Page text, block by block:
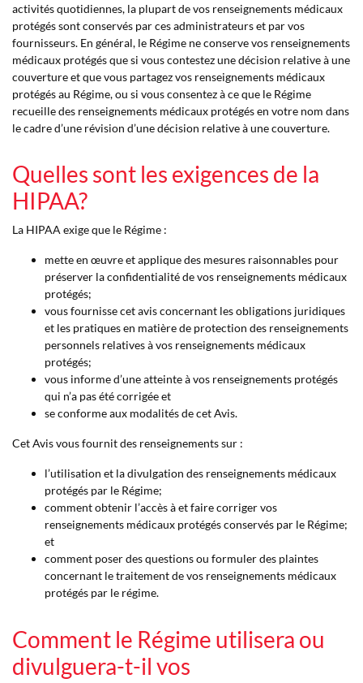
activités quotidiennes, la plupart de vos renseignements médicaux
protégés sont conservés par ces administrateurs et par vos
fournisseurs. En général, le Régime ne conserve vos renseignements
médicaux protégés que si vous contestez une décision relative à une
couverture et que vous partagez vos renseignements médicaux
protégés au Régime, ou si vous consentez à ce que le Régime
recueille des renseignements médicaux protégés en votre nom dans
le cadre d’une révision d’une décision relative à une couverture.
Quelles sont les exigences de la
HIPAA?
La HIPAA exige que le Régime :
mette en œuvre et applique des mesures raisonnables pour
préserver la confidentialité de vos renseignements médicaux
protégés;
vous fournisse cet avis concernant les obligations juridiques
et les pratiques en matière de protection des renseignements
personnels relatives à vos renseignements médicaux
protégés;
vous informe d’une atteinte à vos renseignements protégés
qui n’a pas été corrigée et
se conforme aux modalités de cet Avis.
Cet Avis vous fournit des renseignements sur :
l’utilisation et la divulgation des renseignements médicaux
protégés par le Régime;
comment obtenir l’accès à et faire corriger vos
renseignements médicaux protégés conservés par le Régime;
et
comment poser des questions ou formuler des plaintes
concernant le traitement de vos renseignements médicaux
protégés par le régime.
Comment le Régime utilisera ou
divulguera-t-il vos